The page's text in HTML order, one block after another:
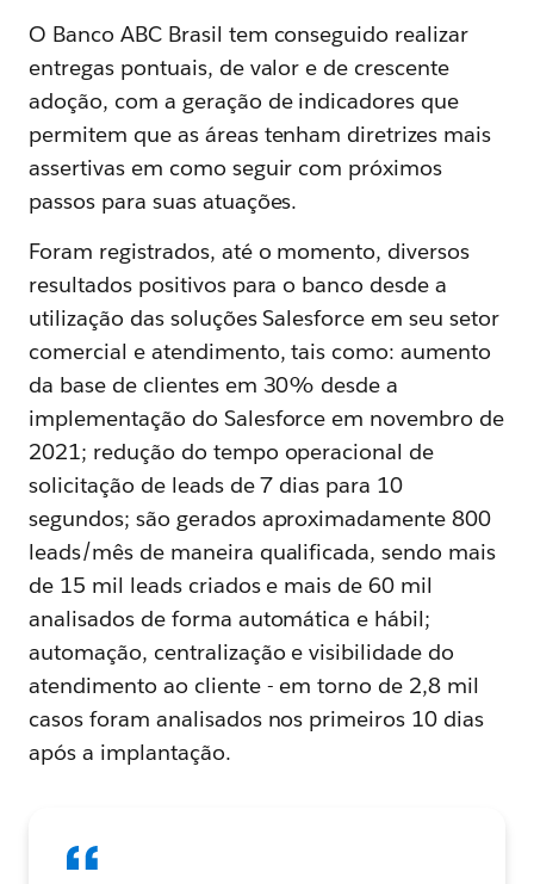
O Banco ABC Brasil tem conseguido realizar
entregas pontuais, de valor e de crescente
adoção, com a geração de indicadores que
permitem que as áreas tenham diretrizes mais
assertivas em como seguir com próximos
passos para suas atuações.
Foram registrados, até o momento, diversos
resultados positivos para o banco desde a
utilização das soluções Salesforce em seu setor
comercial e atendimento, tais como: aumento
da base de clientes em 30% desde a
implementação do Salesforce em novembro de
2021; redução do tempo operacional de
solicitação de leads de 7 dias para 10
segundos; são gerados aproximadamente 800
leads/mês de maneira qualificada, sendo mais
de 15 mil leads criados e mais de 60 mil
analisados de forma automática e hábil;
automação, centralização e visibilidade do
atendimento ao cliente - em torno de 2,8 mil
casos foram analisados nos primeiros 10 dias
após a implantação.